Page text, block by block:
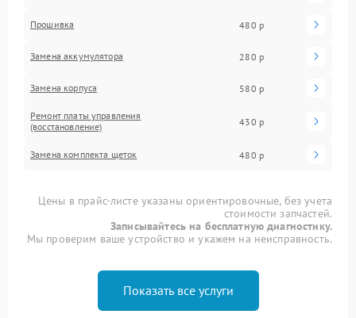
Прошивка 480 р
Замена аккумулятора 280 р
Замена корпуса 580 р
Ремонт платы управления
(восстановление)
430 р
Замена комплекта щеток 480 р
Цены в прайс-листе указаны ориентировочные, без учета
стоимости запчастей.
Записывайтесь на бесплатную диагностику.
Мы проверим ваше устройство и укажем на неисправность.
Показать все услуги